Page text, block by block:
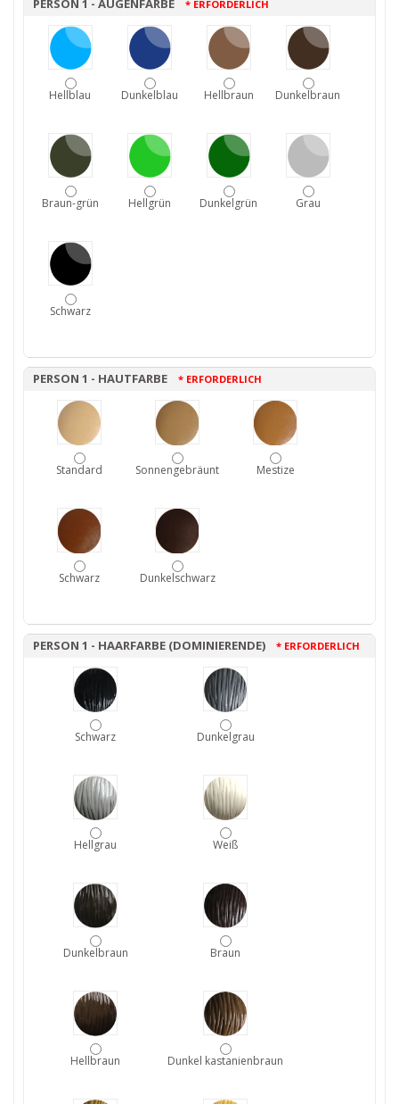
PERSON 1 - AUGENFARBE * ERFORDERLICH
Hellblau Dunkelblau Hellbraun Dunkelbraun
Braun-grün Hellgrün Dunkelgrün Grau
Schwarz
PERSON 1 - HAUTFARBE * ERFORDERLICH
Standard Sonnengebräunt Mestize
Schwarz Dunkelschwarz
PERSON 1 - HAARFARBE (DOMINIERENDE) * ERFORDERLICH
Schwarz Dunkelgrau
Hellgrau Weiß
Dunkelbraun Braun
Hellbraun Dunkel kastanienbraun